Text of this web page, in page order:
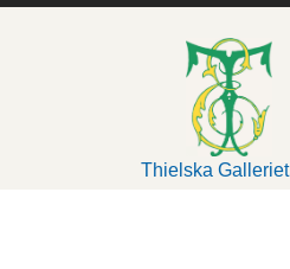
Thielska Galleriet